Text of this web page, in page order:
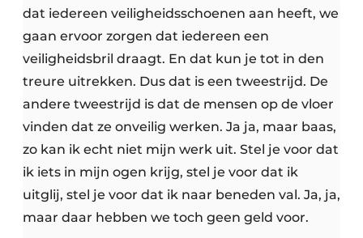
dat iedereen veiligheidsschoenen aan heeft, we
gaan ervoor zorgen dat iedereen een
veiligheidsbril draagt. En dat kun je tot in den
treure uitrekken. Dus dat is een tweestrijd. De
andere tweestrijd is dat de mensen op de vloer
vinden dat ze onveilig werken. Ja ja, maar baas,
zo kan ik echt niet mijn werk uit. Stel je voor dat
ik iets in mijn ogen krijg, stel je voor dat ik
uitglij, stel je voor dat ik naar beneden val. Ja, ja,
maar daar hebben we toch geen geld voor.